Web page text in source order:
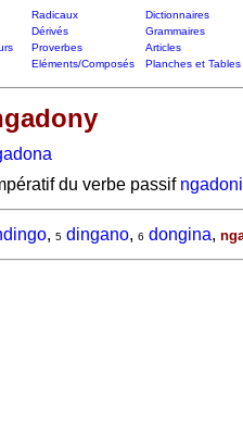
Radicaux
Dictionnaires
Dérivés
Grammaires
Proverbes
Articles
Eléments/Composés Planches et Tables
du verbe passif
, 5 dingano, 6 dongina,